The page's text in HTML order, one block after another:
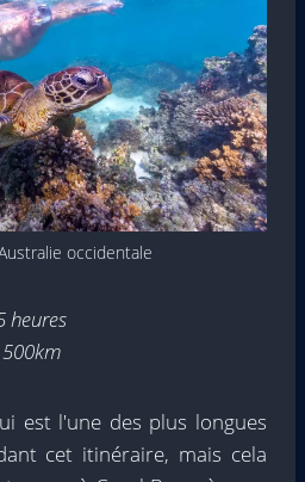
occidentale
heures
est l'une des plus longues
cet itinéraire, mais cela